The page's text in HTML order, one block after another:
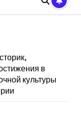
в
культуры